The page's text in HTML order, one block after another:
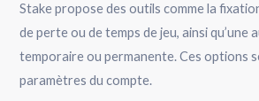
Stake propose des outils comme la
de perte ou de temps de jeu, ainsi qu’une
temporaire ou permanente. Ces options
paramètres du compte.